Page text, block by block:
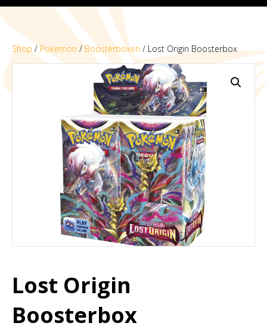
Shop /Pokemon / Boosterboxen / Lost Origin Boosterbox
Lost Origin
Boosterbox